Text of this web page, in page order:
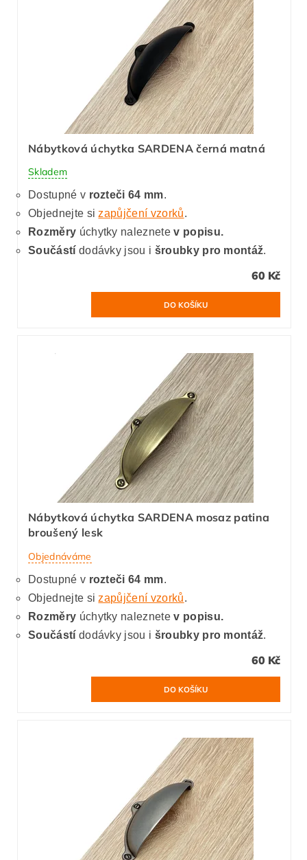
Nábytková úchytka SARDENA černá matná
Skladem
Dostupné v rozteči 64 mm.
Objednejte sizapůjčení vzorků.
Rozměry úchytky naleznetev popisu.
Součástí dodávky jsou i šroubky pro montáž.
60 Kč
Nábytková úchytka SARDENA mosaz patina
broušený lesk
Objednáváme
Dostupné v rozteči 64 mm.
Objednejte sizapůjčení vzorků.
Rozměry úchytky naleznetev popisu.
Součástí dodávky jsou i šroubky pro montáž.
60 Kč